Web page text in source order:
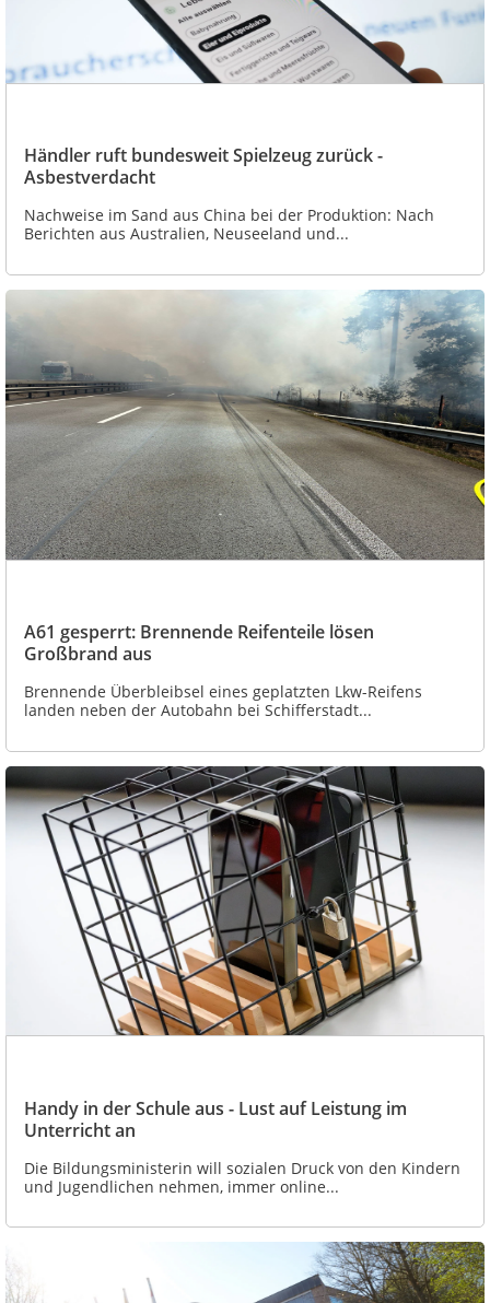
Händler ruft bundesweit Spielzeug zurück -
Asbestverdacht
Nachweise im Sand aus China bei der Produktion: Nach
Berichten aus Australien, Neuseeland und...
A61 gesperrt: Brennende Reifenteile lösen
Großbrand aus
Brennende Überbleibsel eines geplatzten Lkw-Reifens
landen neben der Autobahn bei Schifferstadt...
Handy in der Schule aus - Lust auf Leistung im
Unterricht an
Die Bildungsministerin will sozialen Druck von den Kindern
und Jugendlichen nehmen, immer online...